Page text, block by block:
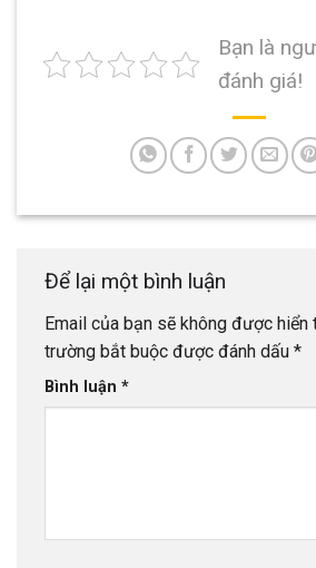
Bạn là
đánh giá!
Để lại một bình luận
Email của bạn sẽ không được hiển
trường bắt buộc được đánh dấu *
Bình luận *